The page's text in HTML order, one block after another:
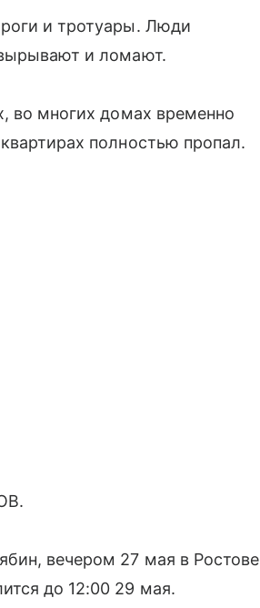
и тротуары. Люди
и ломают.
во многих домах временно
полностью пропал.
вечером 27 мая в Ростове
до 12:00 29 мая.